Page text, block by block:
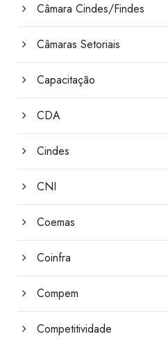
Câmara Cindes/Findes
Câmaras Setoriais
Capacitação
CDA
Cindes
CNI
Coemas
Coinfra
Compem
Competitividade